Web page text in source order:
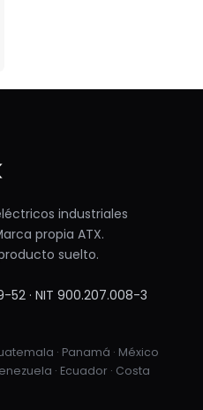
industriales
propia ATX.
suelto.
52 · NIT 900.207.008-3
· Panamá · México
· Ecuador · Costa